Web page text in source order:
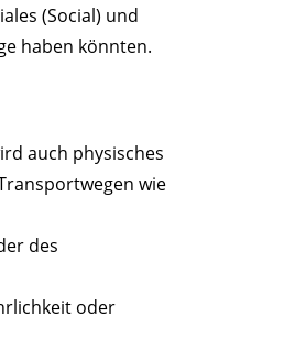
(Social) und
haben könnten.
auch physisches
wie
des
oder